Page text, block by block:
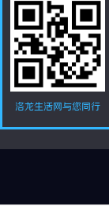
洛龙生活网与您同行